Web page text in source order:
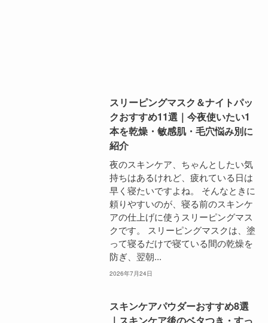
スリーピングマスク＆ナイトパッ
クおすすめ11選｜今夜使いたい1
本を乾燥・敏感肌・毛穴悩み別に
紹介
夜のスキンケア、ちゃんとしたい気
持ちはあるけれど、疲れている日は
早く寝たいですよね。 そんなときに
頼りやすいのが、寝る前のスキンケ
アの仕上げに使うスリーピングマス
クです。 スリーピングマスクは、塗
って寝るだけで寝ている間の乾燥を
防ぎ、翌朝...
2026年7月24日
スキンケアパウダーおすすめ8選
｜スキンケア後のベタつき・すっ